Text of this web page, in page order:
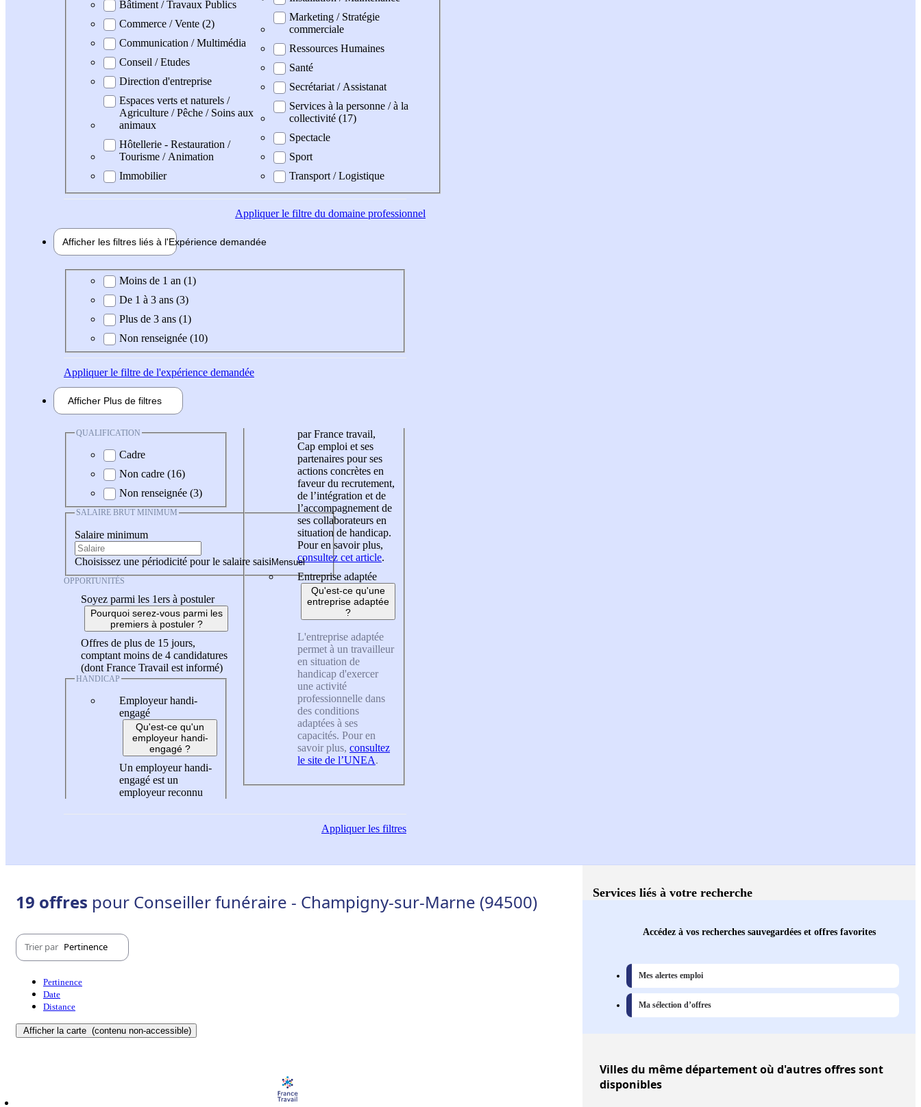
Bâtiment / Travaux Publics
Commerce / Vente (2)
Communication / Multimédia
Conseil / Etudes
Direction d'entreprise
Espaces verts et naturels /
Agriculture / Pêche / Soins aux
animaux
Hôtellerie - Restauration /
Tourisme / Animation
Immobilier
Marketing / Stratégie
commerciale
Ressources Humaines
Santé
Secrétariat / Assistanat
Services à la personne / à la
collectivité (17)
Spectacle
Sport
Transport / Logistique
Appliquerle filtre du domaine professionnel
Afficher les filtres liés à l'Expérience demandée
Expérience demandée
Moins de 1 an (1)
De 1 à 3 ans (3)
Plus de 3 ans (1)
Non renseignée (10)
Appliquerle filtre de l'expérience demandée
Afficher Plus de filtres
QUALIFICATION
Cadre
Non cadre (16)
Non renseignée (3)
SALAIRE BRUT MINIMUM
Salaire minimum
Choisissez une périodicité pour le salaire saisi
OPPORTUNITÉS
Soyez parmi les 1ers à postuler
Pourquoi serez-vous parmi les
premiers à postuler ?
Offres de plus de 15 jours,
comptant moins de 4 candidatures
(dont France Travail est informé)
HANDICAP
Employeur handi-
engagé
Qu'est-ce qu'un
employeur handi-
engagé ?
Un employeur handi-
engagé est un
employeur reconnu
par France travail,
Cap emploi et ses
partenaires pour ses
actions concrètes en
faveur du recrutement,
de l’intégration et de
l’accompagnement de
ses collaborateurs en
situation de handicap.
Pour en savoir plus,
consultez cet article.
Entreprise adaptée
Qu'est-ce qu'une
entreprise adaptée
?
L'entreprise adaptée
permet à un travailleur
en situation de
handicap d'exercer
une activité
professionnelle dans
des conditions
adaptées à ses
capacités. Pour en
savoir plus, consultez
le site de l’UNEA.
Appliquerles filtres
19 offres pour Conseiller funéraire - Champigny-sur-Marne (94500)
Trier par Pertinence
Pertinence
Date
Distance
Afficher la carte (contenu non-accessible)
Services liés à votre recherche
Accédez à vos recherches sauvegardées et offres favorites
Mes alertes emploi
Ma sélection d’offres
Villesdu même département où d'autres offres sont
disponibles